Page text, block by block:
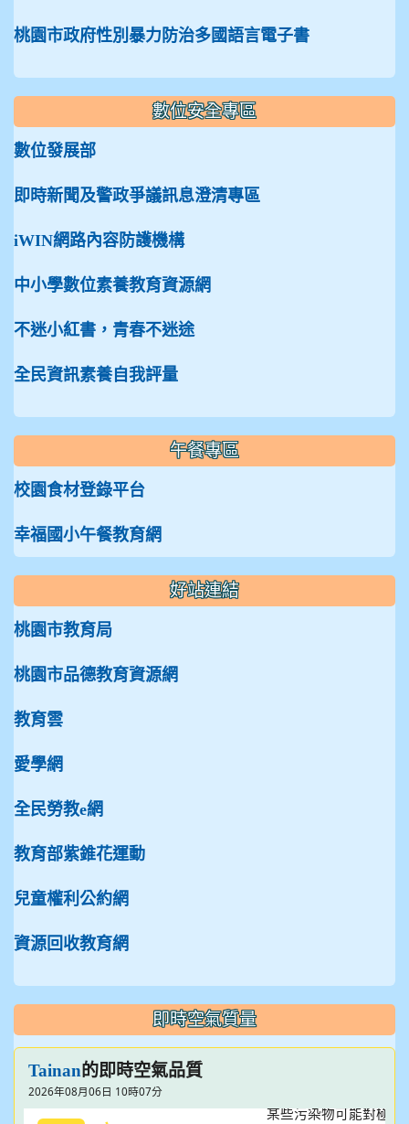
桃園市政府性別暴力防治多國語言電子書
數位安全專區
數位發展部
即時新聞及警政爭議訊息澄清專區
iWIN網路內容防護機構
中小學數位素養教育資源網
不迷小紅書，青春不迷途
全民資訊素養自我評量
午餐專區
校園食材登錄平台
幸福國小午餐教育網
好站連結
桃園市教育局
桃園市品德教育資源網
教育雲
愛學網
全民勞教e網
教育部紫錐花運動
兒童權利公約網
資源回收教育網
即時空氣質量
Tainan的即時空氣品質
2026年08月06日 10時07分